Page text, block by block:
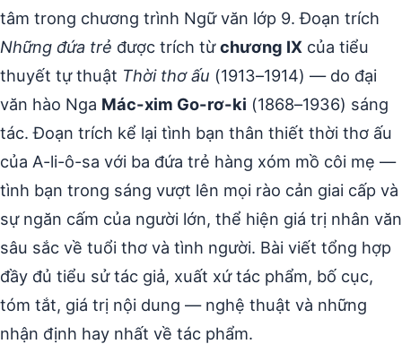
tâm trong chương trình Ngữ văn lớp 9. Đoạn trích
Những đứa trẻ được trích từchương IX của tiểu
thuyết tự thuật Thời thơ ấu (1913–1914) — do đại
văn hào Nga Mác-xim Go-rơ-ki (1868–1936) sáng
tác. Đoạn trích kể lại tình bạn thân thiết thời thơ ấu
của A-li-ô-sa với ba đứa trẻ hàng xóm mồ côi mẹ —
tình bạn trong sáng vượt lên mọi rào cản giai cấp và
sự ngăn cấm của người lớn, thể hiện giá trị nhân văn
sâu sắc về tuổi thơ và tình người. Bài viết tổng hợp
đầy đủ tiểu sử tác giả, xuất xứ tác phẩm, bố cục,
tóm tắt, giá trị nội dung — nghệ thuật và những
nhận định hay nhất về tác phẩm.